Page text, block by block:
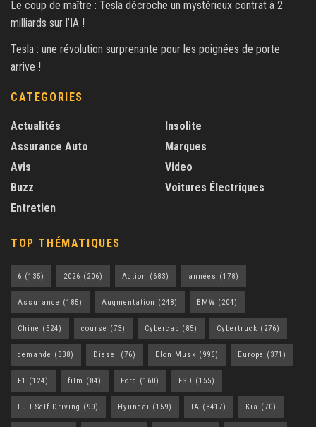
Le coup de maître : Tesla décroche un mystérieux contrat à 2
milliards sur l’IA !
Tesla : une révolution surprenante pour les poignées de porte
arrive !
CATEGORIES
Actualités
Assurance Auto
Avis
Buzz
Entretien
Insolite
Marques
Video
Voitures Électriques
TOP THÉMATIQUES
6 (135) 2026 (206) Action (683) années (178)
Assurance (185) Augmentation (248) BMW (204)
Chine (524) course (73) Cybercab (85) Cybertruck (276)
demande (338) Diesel (76) Elon Musk (996) Europe (371)
F1 (124) film (84) Ford (160) FSD (155)
Full Self-Driving (90) Hyundai (159) IA (3417) Kia (70)